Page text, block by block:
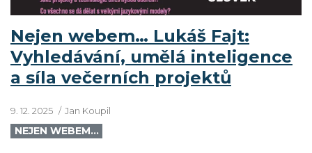
Nejen webem… Lukáš Fajt:
Vyhledávání, umělá inteligence
a síla večerních projektů
9. 12. 2025 Jan Koupil
NEJEN WEBEM…